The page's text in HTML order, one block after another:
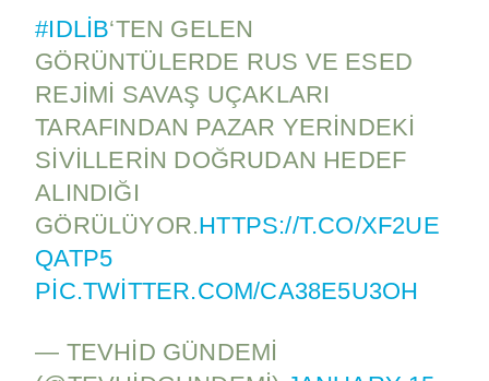
#IDLIB‘TEN GELEN
GÖRÜNTÜLERDE RUS VE ESED
REJIMI SAVAŞ UÇAKLARI
TARAFINDAN PAZAR YERINDEKI
SIVILLERIN DOĞRUDAN HEDEF
ALINDIĞI
GÖRÜLÜYOR.HTTPS://T.CO/XF2UE
QATP5
PIC.TWITTER.COM/CA38E5U3OH
— TEVHID GÜNDEMI